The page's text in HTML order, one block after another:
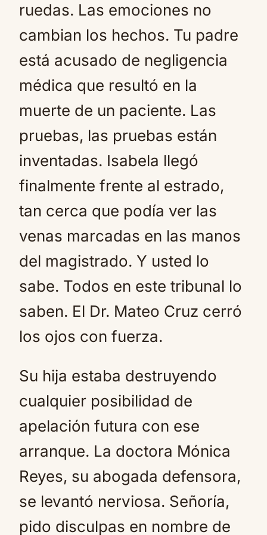
ruedas. Las emociones no
cambian los hechos. Tu padre
está acusado de negligencia
médica que resultó en la
muerte de un paciente. Las
pruebas, las pruebas están
inventadas. Isabela llegó
finalmente frente al estrado,
tan cerca que podía ver las
venas marcadas en las manos
del magistrado. Y usted lo
sabe. Todos en este tribunal lo
saben. El Dr. Mateo Cruz cerró
los ojos con fuerza.
Su hija estaba destruyendo
cualquier posibilidad de
apelación futura con ese
arranque. La doctora Mónica
Reyes, su abogada defensora,
se levantó nerviosa. Señoría,
pido disculpas en nombre de